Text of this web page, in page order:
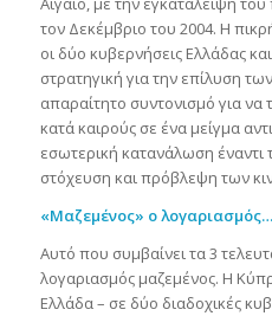
τον Δεκέμβριο του 2004. Η
οι δύο κυβερνήσεις Ελλάδας
στρατηγική για την επίλυση
απαραίτητο συντονισμό για να
κατά καιρούς σε ένα μείγμα
εσωτερική κατανάλωση έναντι
στόχευση και πρόβλεψη των
«Μαζεμένος» ο λογαριασμός…
Αυτό που συμβαίνει τα 3
λογαριασμός μαζεμένος. Η
Ελλάδα – σε δύο διαδοχικές